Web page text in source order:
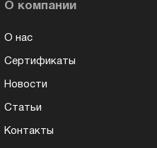
О компании
О нас
Сертификаты
Новости
Статьи
Контакты